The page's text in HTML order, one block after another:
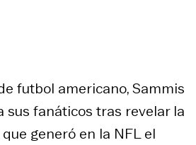
futbol americano, Sammis
sus fanáticos tras revelar la
generó en la NFL el